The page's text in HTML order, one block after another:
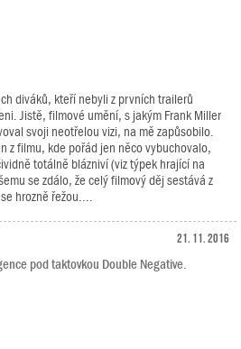
diváků, kteří nebyli z prvních trailerů
Jistě, filmové umění, s jakým Frank Miller
svoji neotřelou vizi, na mě zapůsobilo.
z filmu, kde pořád jen něco vybuchovalo,
totálně blázniví (viz týpek hrající na
se zdálo, že celý filmový děj sestává z
hrozně řežou....
21. 11. 2016
pod taktovkou Double Negative.